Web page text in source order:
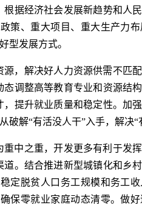
据经济社会发展新趋势和人
策、重大项目、重大生产力
型发展方式。
，解决好人力资源供需不匹
调整高等教育专业和资源结
提升就业质量和稳定性。加
解“有活没人干”入手，解决“
中之重，开发更多有利于发
。结合推进新型城镇化和乡
定脱贫人口务工规模和务工
保零就业家庭动态清零。做